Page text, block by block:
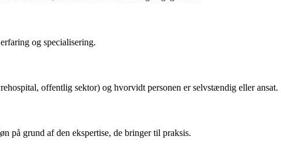
og specialisering.
offentlig sektor) og hvorvidt personen er selvstændig eller ansat.
på grund af den ekspertise, de bringer til praksis.